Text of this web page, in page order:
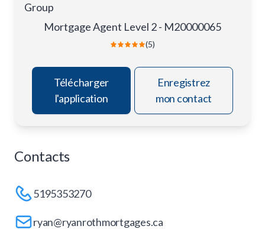
Group
Mortgage Agent Level 2 - M20000065
(5)
Télécharger
l'application
Enregistrez
mon contact
Contacts
5195353270
ryan@ryanrothmortgages.ca